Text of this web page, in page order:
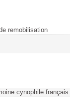
remobilisation
cynophile français